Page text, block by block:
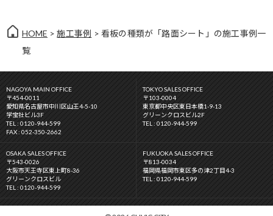
HOME >施工事例 > 看板の種類が「路面シート」の施工事例一
覧
NAGOYA MAIN OFFICE
〒454-0011
愛知県名古屋市中川区山王4-5-10
学宝社ビル3F
TEL : 0120-944-599
FAX : 052-350-2662
TOKYO SALES OFFICE
〒103-0004
東京都中央区東日本橋1-9-13
グリーンクロスビル2F
TEL : 0120-944-599
OSAKA SALES OFFICE
〒543-0026
大阪市天王寺区東上町8-36
グリーンクロスビル
TEL : 0120-944-599
FUKUOKA SALES OFFICE
〒813-0034
福岡県福岡市東区多の津2丁目4-3
TEL : 0120-944-599